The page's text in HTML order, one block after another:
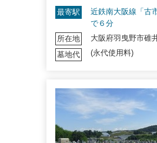
最寄駅
近鉄南大阪線「古
で６分
所在地
大阪府羽曳野市碓
墓地代
(永代使用料)